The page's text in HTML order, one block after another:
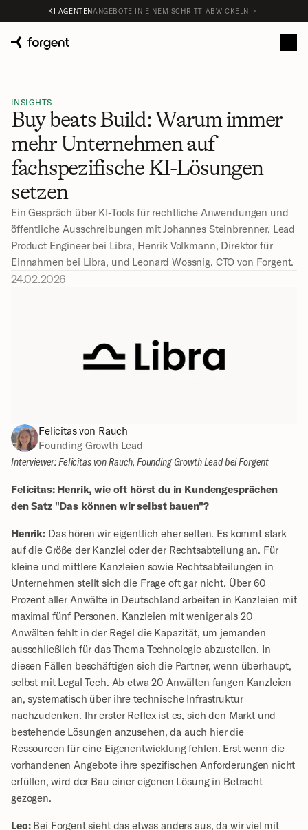
INSIGHTS
Buy beats Build: Warum immer
mehr Unternehmen auf
fachspezifische KI-Lösungen
setzen
Ein Gespräch über KI-Tools für rechtliche Anwendungen und
öffentliche Ausschreibungen mit Johannes Steinbrenner, Lead
Product Engineer bei Libra, Henrik Volkmann, Direktor für
Einnahmen bei Libra, und Leonard Wossnig, CTO von Forgent.
24.02.2026
Felicitas von Rauch
Founding Growth Lead
Interviewer: Felicitas von Rauch, Founding Growth Lead bei Forgent
Felicitas: Henrik, wie oft hörst du in Kundengesprächen
den Satz "Das können wir selbst bauen"?
Henrik: Das hören wir eigentlich eher selten. Es kommt stark
auf die Größe der Kanzlei oder der Rechtsabteilung an. Für
kleine und mittlere Kanzleien sowie Rechtsabteilungen in
Unternehmen stellt sich die Frage oft gar nicht. Über 60
Prozent aller Anwälte in Deutschland arbeiten in Kanzleien mit
maximal fünf Personen. Kanzleien mit weniger als 20
Anwälten fehlt in der Regel die Kapazität, um jemanden
ausschließlich für das Thema Technologie abzustellen. In
diesen Fällen beschäftigen sich die Partner, wenn überhaupt,
selbst mit Legal Tech. Ab etwa 20 Anwälten fangen Kanzleien
an, systematisch über ihre technische Infrastruktur
nachzudenken. Ihr erster Reflex ist es, sich den Markt und
bestehende Lösungen anzusehen, da auch hier die
Ressourcen für eine Eigenentwicklung fehlen. Erst wenn die
vorhandenen Angebote ihre spezifischen Anforderungen nicht
erfüllen, wird der Bau einer eigenen Lösung in Betracht
gezogen.
Leo: Bei Forgent sieht das etwas anders aus, da wir viel mit
KI AGENTENANGEBOTE IN EINEM SCHRITT ABWICKELN